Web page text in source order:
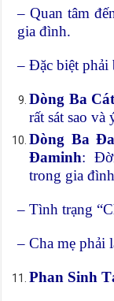
– Quan tâm
gia đình.
– Đặc biệt phải
Dòng Ba
rất sát sao và
Dòng Ba
Đaminh:
trong gia đình
– Tình trạng
– Cha mẹ phải
Phan Sinh